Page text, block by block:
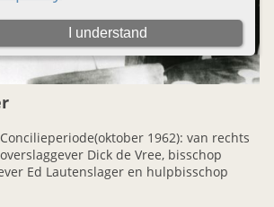
1962): van rechts
Dick de Vree, bisschop
Ed Lautenslager en hulpbisschop